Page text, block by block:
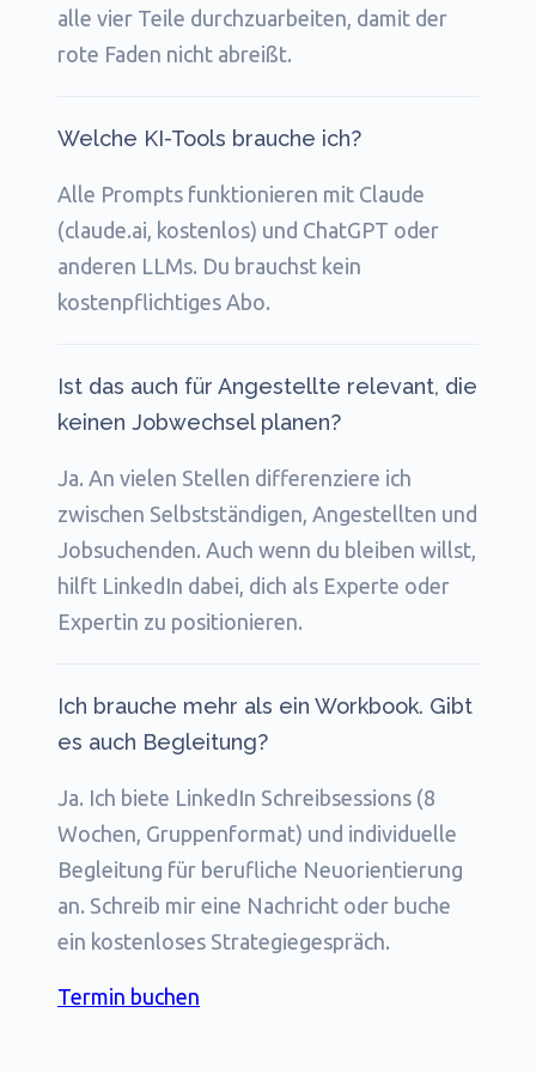
alle vier Teile durchzuarbeiten, damit der
rote Faden nicht abreißt.
Welche KI-Tools brauche ich?
Alle Prompts funktionieren mit Claude
(claude.ai, kostenlos) und ChatGPT oder
anderen LLMs. Du brauchst kein
kostenpflichtiges Abo.
Ist das auch für Angestellte relevant, die
keinen Jobwechsel planen?
Ja. An vielen Stellen differenziere ich
zwischen Selbstständigen, Angestellten und
Jobsuchenden. Auch wenn du bleiben willst,
hilft LinkedIn dabei, dich als Experte oder
Expertin zu positionieren.
Ich brauche mehr als ein Workbook. Gibt
es auch Begleitung?
Ja. Ich biete LinkedIn Schreibsessions (8
Wochen, Gruppenformat) und individuelle
Begleitung für berufliche Neuorientierung
an. Schreib mir eine Nachricht oder buche
ein kostenloses Strategiegespräch.
Termin buchen